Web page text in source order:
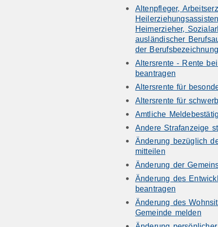
Altenpfleger,
Heimerzieher,
ausländischer
der
Altersrente - Rente
beantragen
Altersrente für
Altersrente für
Amtliche
Andere Strafanzeige
Änderung bezüglich
mitteilen
Änderung der
Änderung des
beantragen
Änderung des
Gemeinde melden